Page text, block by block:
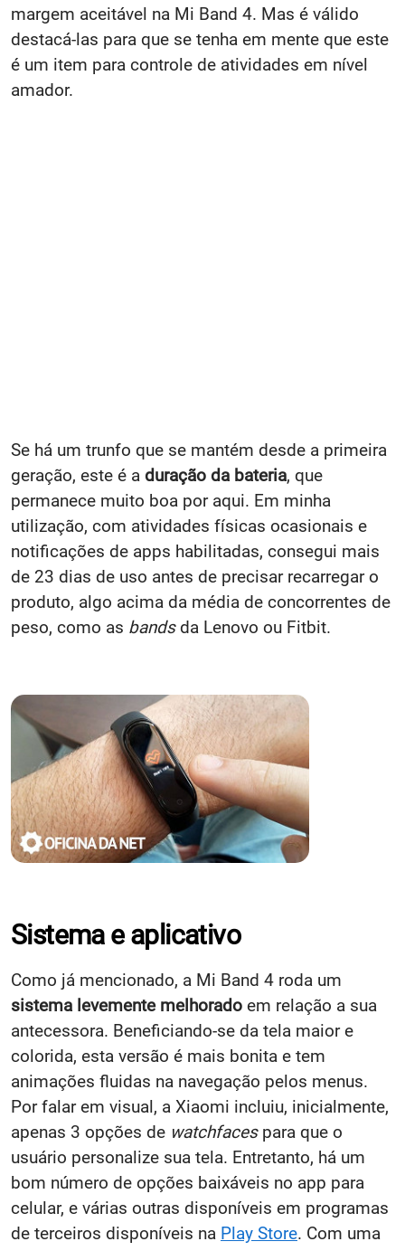
margem aceitável na Mi Band 4. Mas é válido
destacá-las para que se tenha em mente que este
é um item para controle de atividades em nível
amador.
Se há um trunfo que se mantém desde a primeira
geração, este é a duração da bateria, que
permanece muito boa por aqui. Em minha
utilização, com atividades físicas ocasionais e
notificações de apps habilitadas, consegui mais
de 23 dias de uso antes de precisar recarregar o
produto, algo acima da média de concorrentes de
peso, como as bandsda Lenovo ou Fitbit.
Sistema e aplicativo
Como já mencionado, a Mi Band 4 roda um
sistema levemente melhorado em relação a sua
antecessora. Beneficiando-se da tela maior e
colorida, esta versão é mais bonita e tem
animações fluidas na navegação pelos menus.
Por falar em visual, a Xiaomi incluiu, inicialmente,
apenas 3 opções de watchfaces para que o
usuário personalize sua tela. Entretanto, há um
bom número de opções baixáveis no app para
celular, e várias outras disponíveis em programas
de terceiros disponíveis na Play Store. Com uma